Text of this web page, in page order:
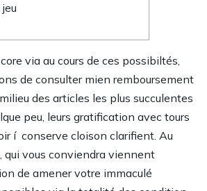
via au cours de ces possibiltés,
de consulter mien remboursement
des articles les plus succulentes
peu, leurs gratification avec tours
í conserve cloison clarifient. Au
qui vous conviendra viennent
de amener votre immaculé